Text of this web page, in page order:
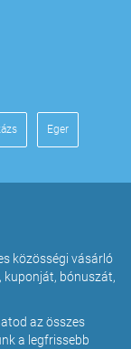
Eger
közösségi vásárló
kuponját, bónuszát,
az összes
a legfrissebb